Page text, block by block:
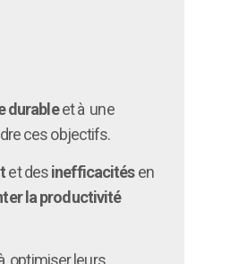
durableet à une
ces objectifs.
et desinefficacitésen
la productivité